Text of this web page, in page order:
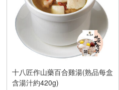
十八匠作山藥百合雞湯(熟品每盒
含湯汁約420g)